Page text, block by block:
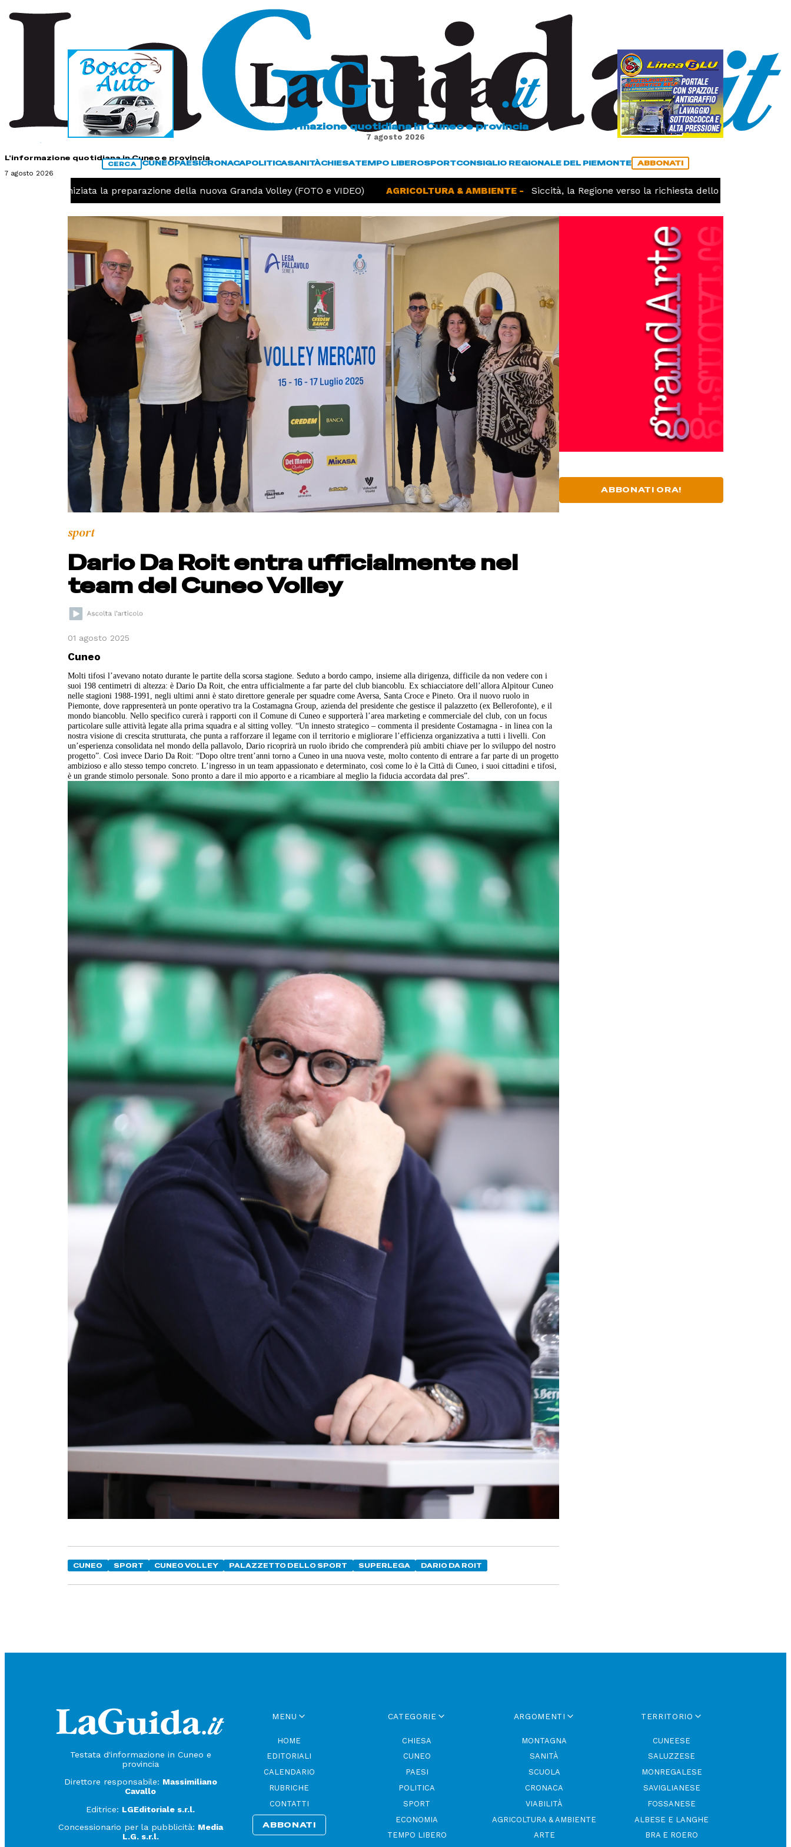
L'informazione quotidiana in Cuneo e provincia
7 agosto 2026
L'informazione quotidiana in Cuneo e provincia
7 agosto 2026
CERCA CUNEOPAESICRONACAPOLITICASANITÀCHIESATEMPO LIBEROSPORTCONSIGLIO REGIONALE DEL PIEMONTE ABBONATI
iniziata la preparazione della nuova Granda Volley (FOTO e VIDEO) AGRICOLTURA & AMBIENTE - Siccità, la Regione verso la richiesta dello stato di calamità
sport
Dario Da Roit entra ufficialmente nel
team del Cuneo Volley
01 agosto 2025
Cuneo
Molti tifosi l’avevano notato durante le partite della scorsa stagione. Seduto a bordo campo, insieme alla dirigenza, difficile da non vedere con i
suoi 198 centimetri di altezza: è Dario Da Roit, che entra ufficialmente a far parte del club biancoblu. Ex schiacciatore dell’allora Alpitour Cuneo
nelle stagioni 1988-1991, negli ultimi anni è stato direttore generale per squadre come Aversa, Santa Croce e Pineto. Ora il nuovo ruolo in
Piemonte, dove rappresenterà un ponte operativo tra la Costamagna Group, azienda del presidente che gestisce il palazzetto (ex Bellerofonte), e il
mondo biancoblu. Nello specifico curerà i rapporti con il Comune di Cuneo e supporterà l’area marketing e commerciale del club, con un focus
particolare sulle attività legate alla prima squadra e al sitting volley. “Un innesto strategico – commenta il presidente Costamagna - in linea con la
nostra visione di crescita strutturata, che punta a rafforzare il legame con il territorio e migliorare l’efficienza organizzativa a tutti i livelli. Con
un’esperienza consolidata nel mondo della pallavolo, Dario ricoprirà un ruolo ibrido che comprenderà più ambiti chiave per lo sviluppo del nostro
progetto”. Così invece Dario Da Roit: “Dopo oltre trent’anni torno a Cuneo in una nuova veste, molto contento di entrare a far parte di un progetto
ambizioso e allo stesso tempo concreto. L’ingresso in un team appassionato e determinato, così come lo è la Città di Cuneo, i suoi cittadini e tifosi,
è un grande stimolo personale. Sono pronto a dare il mio apporto e a ricambiare al meglio la fiducia accordata dal pres”.
CUNEO SPORT CUNEO VOLLEY PALAZZETTO DELLO SPORT SUPERLEGA DARIO DA ROIT
ABBONATI ORA!
Testata d'informazione in Cuneo e
provincia
Direttore responsabile: Massimiliano
Cavallo
Editrice: LGEditoriale s.r.l.
Concessionario per la pubblicità: Media
L.G. s.r.l.
MENU
HOME
EDITORIALI
CALENDARIO
RUBRICHE
CONTATTI
ABBONATI
CATEGORIE
CHIESA
CUNEO
PAESI
POLITICA
SPORT
ECONOMIA
TEMPO LIBERO
ARGOMENTI
MONTAGNA
SANITÀ
SCUOLA
CRONACA
VIABILITÀ
AGRICOLTURA & AMBIENTE
ARTE
TERRITORIO
CUNEESE
SALUZZESE
MONREGALESE
SAVIGLIANESE
FOSSANESE
ALBESE E LANGHE
BRA E ROERO